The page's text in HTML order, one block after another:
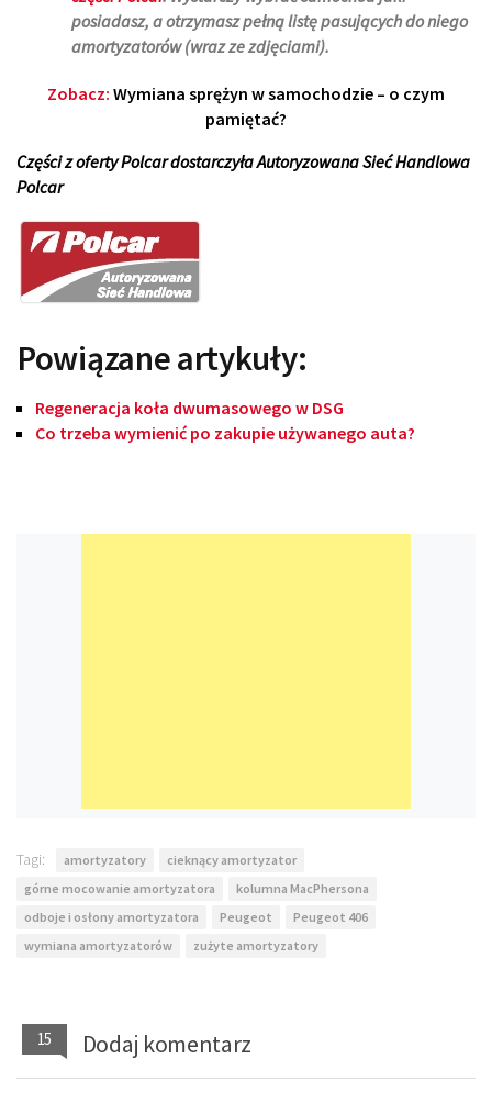
posiadasz, a otrzymasz pełną listę pasujących do niego
amortyzatorów (wraz ze zdjęciami).
Zobacz: Wymiana sprężyn w samochodzie – o czym
pamiętać?
Części z oferty Polcar dostarczyła Autoryzowana Sieć Handlowa
Polcar
Powiązane artykuły:
Regeneracja koła dwumasowego w DSG
Co trzeba wymienić po zakupie używanego auta?
Tagi: amortyzatory
cieknący amortyzator
górne mocowanie amortyzatora
kolumna MacPhersona
odboje i osłony amortyzatora
Peugeot
Peugeot 406
wymiana amortyzatorów
zużyte amortyzatory
15 Dodaj komentarz